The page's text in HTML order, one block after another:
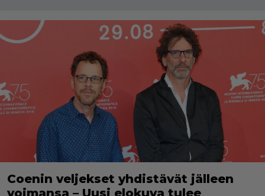
Coenin veljekset yhdistävät jälleen
voimansa – Uusi elokuva tulee